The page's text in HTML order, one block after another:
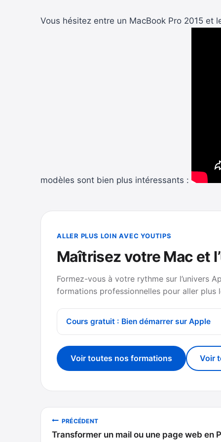
Vous hésitez entre un MacBook Pro 2015 et
modèles sont bien plus intéressants :
ALLER PLUS LOIN AVEC YOUTIPS
Maîtrisez votre Mac et
Formez-vous à votre rythme sur l’univers
formations professionnelles pour aller plus
Cours gratuit : Bien démarrer sur Apple
Voir toutes nos formations Voir
Navigation
PRÉCÉDENT
Transformer un mail ou une page web en